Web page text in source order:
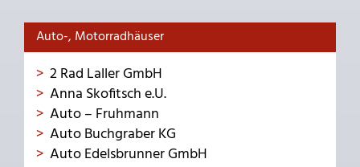
Auto-, Motorradhäuser
2 Rad Laller GmbH
Anna Skofitsch e.U.
Auto – Fruhmann
Auto Buchgraber KG
Auto Edelsbrunner GmbH